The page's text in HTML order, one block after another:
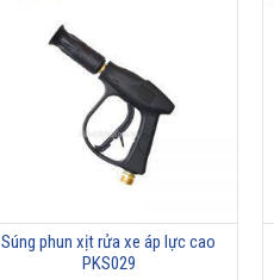
Súng phun xịt rửa xe áp lực cao
PKS029